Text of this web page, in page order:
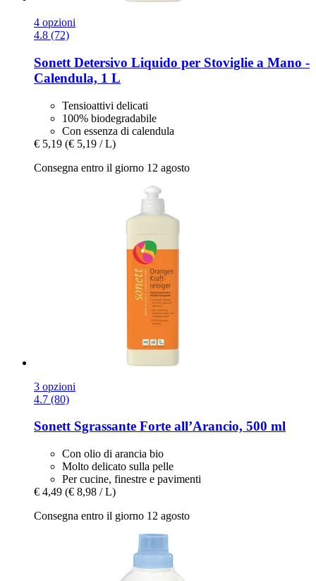
4 opzioni
4.8 (72)
Sonett Detersivo Liquido per Stoviglie a Mano -​
Calendula, 1 L
Tensioattivi delicati
100% biodegradabile
Con essenza di calendula
€ 5,19 (€ 5,19 / L)
Consegna entro il giorno 12 agosto
3 opzioni
4.7 (80)
SonettSgrassante Forte all’Arancio, 500 ml
Con olio di arancia bio
Molto delicato sulla pelle
Per cucine, finestre e pavimenti
€ 4,49 (€ 8,98 / L)
Consegna entro il giorno 12 agosto